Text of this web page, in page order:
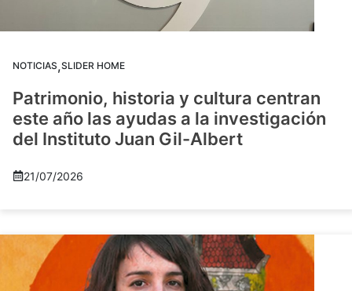
NOTICIAS,SLIDER HOME
Patrimonio, historia y cultura centran
este año las ayudas a la investigación
del Instituto Juan Gil-Albert
21/07/2026